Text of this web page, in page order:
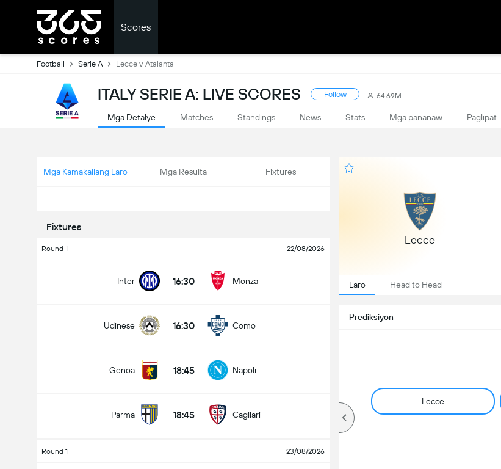
Scores
Football Serie A Lecce v Atalanta
ITALY SERIE A: LIVE SCORES Follow 64.69M
Mga Detalye Matches Standings News Stats Mga pananaw Paglipat
Mga Kamakailang Laro Mga Resulta Fixtures
Fixtures
Round 1 22/08/2026
Inter 16:30 Monza
Udinese 16:30 Como
Genoa 18:45 Napoli
Parma 18:45 Cagliari
Round 1 23/08/2026
Lecce
Laro Head to Head
Prediksiyon
Lecce